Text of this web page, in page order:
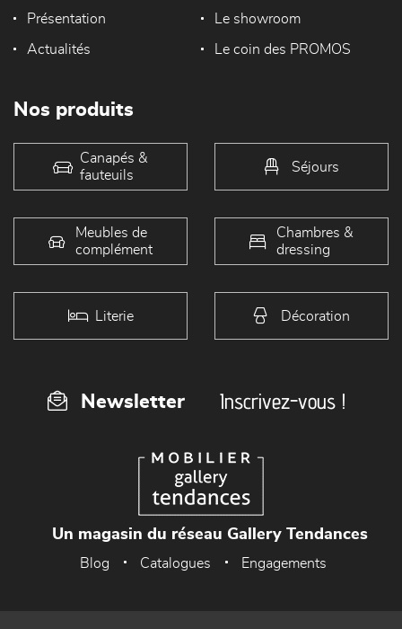
Présentation Le showroom
Actualités Le coin des PROMOS
Nos produits
Canapés &
fauteuils
Séjours
Meubles de
complément
Chambres &
dressing
Literie Décoration
Newsletter Inscrivez-vous !
Un magasin du réseau Gallery Tendances
Blog Catalogues Engagements